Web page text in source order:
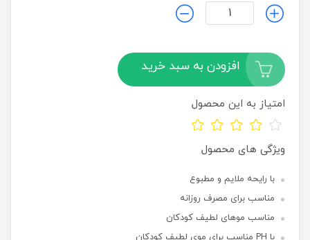
افزودن به سبد خرید
امتیاز به این محصول
ویژگی های محصول
با رایحه ملایم و مطبوع
مناسب برای مصرف روزانه
مناسب موهای لطیف کودکان
با PH مناسب برای موی لطیف کودکان